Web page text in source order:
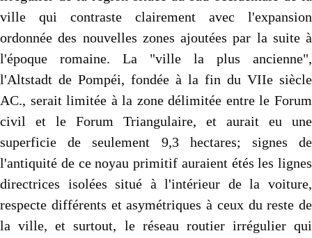
ville qui contraste clairement avec l'expansion
ordonnée des nouvelles zones ajoutées par la suite à
l'époque romaine. La "ville la plus ancienne",
l'Altstadt de Pompéi, fondée à la fin du VIIe siècle
AC., serait limitée à la zone délimitée entre le Forum
civil et le Forum Triangulaire, et aurait eu une
superficie de seulement 9,3 hectares; signes de
l'antiquité de ce noyau primitif auraient étés les lignes
directrices isolées situé à l'intérieur de la voiture,
respecte différents et asymétriques à ceux du reste de
la ville, et surtout, le réseau routier irrégulier qui